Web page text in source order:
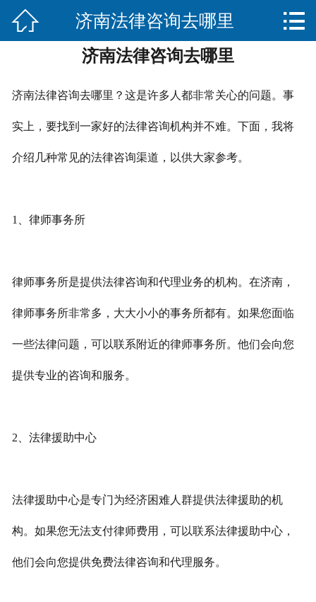
 网站首页
关于我们
服务项目
法律法规知识
合作伙伴
 济南法律咨询去哪里 
济南法律咨询去哪里
济南法律咨询去哪里？这是许多人都非常关心的问题。事
实上，要找到一家好的法律咨询机构并不难。下面，我将
介绍几种常见的法律咨询渠道，以供大家参考。
1、律师事务所
律师事务所是提供法律咨询和代理业务的机构。在济南，
律师事务所非常多，大大小小的事务所都有。如果您面临
一些法律问题，可以联系附近的律师事务所。他们会向您
提供专业的咨询和服务。
2、法律援助中心
法律援助中心是专门为经济困难人群提供法律援助的机
构。如果您无法支付律师费用，可以联系法律援助中心，
他们会向您提供免费法律咨询和代理服务。